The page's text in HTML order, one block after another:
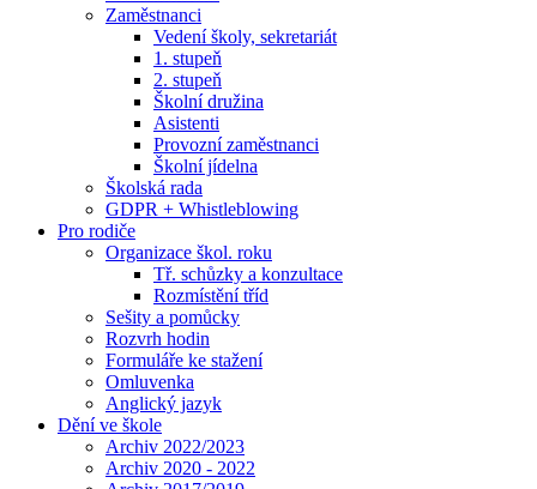
Zaměstnanci
Vedení školy, sekretariát
1. stupeň
2. stupeň
Školní družina
Asistenti
Provozní zaměstnanci
Školní jídelna
Školská rada
GDPR + Whistleblowing
Pro rodiče
Organizace škol. roku
Tř. schůzky a konzultace
Rozmístění tříd
Sešity a pomůcky
Rozvrh hodin
Formuláře ke stažení
Omluvenka
Anglický jazyk
Dění ve škole
Archiv 2022/2023
Archiv 2020 - 2022